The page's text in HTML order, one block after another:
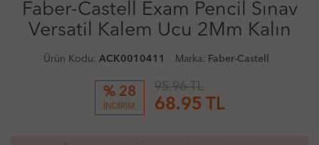
Faber-Castell Exam Pencil Sınav
Versatil Kalem Ucu 2Mm Kalın
Ürün Kodu: ACK0010411 Marka: Faber-Castell
% 28
İNDİRİM
95.96 TL
68.95 TL